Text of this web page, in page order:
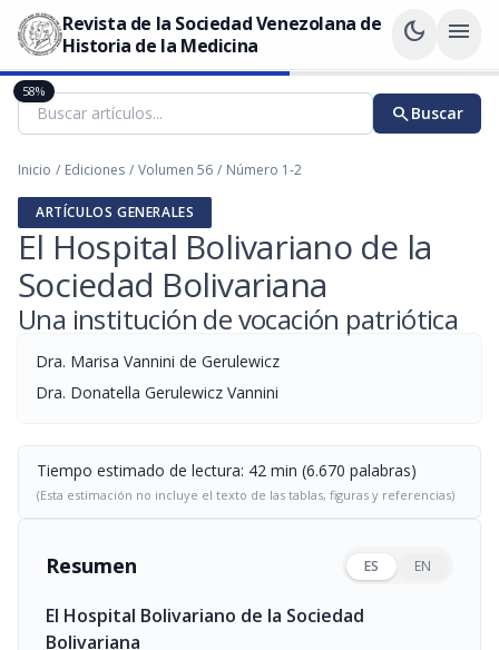
Revista de la Sociedad Venezolana de
Historia de la Medicina
dark_mode menu
searchBuscar
Inicio / Ediciones / Volumen 56 / Número 1-2
ARTÍCULOS GENERALES
El Hospital Bolivariano de la
Sociedad Bolivariana
Una institución de vocación patriótica
Dra. Marisa Vannini de Gerulewicz
Dra. Donatella Gerulewicz Vannini
Tiempo estimado de lectura: 42 min (6.670 palabras)
(Esta estimación no incluye el texto de las tablas, figuras y referencias)
Resumen ES EN
El Hospital Bolivariano de la Sociedad
Bolivariana
58%